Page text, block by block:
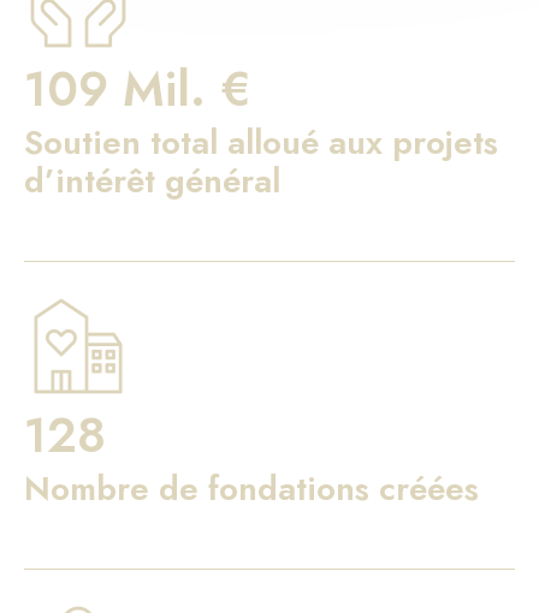
109 Mil. €
Soutien total alloué aux projets
d’intérêt général
128
Nombre de fondations créées